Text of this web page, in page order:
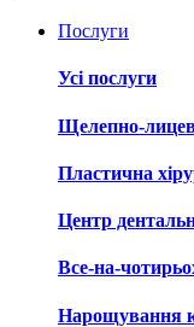
Послуги
Усі послуги
Щелепно-
Пластична
Центр
Все-на-
Нарощування